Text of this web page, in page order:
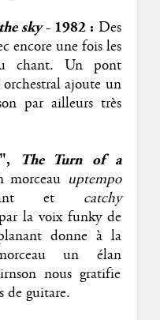
sky- 1982 : Des
encore une fois les
chant. Un pont
ajoute un
par ailleurs très
The Turn of a
morceau uptempo
et catchy
la voix funky de
donne à la
un élan
nous gratifie
de guitare.